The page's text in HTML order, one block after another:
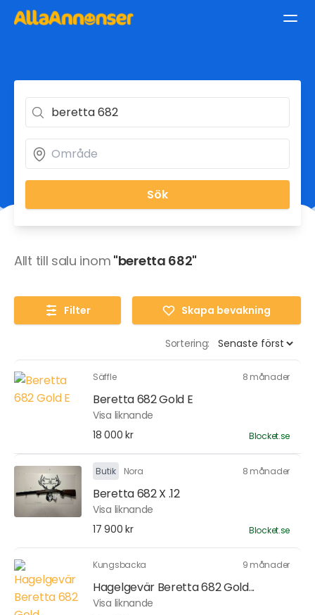
Sök
Allt till salu inom "beretta 682"
Filter Skapa bevakning
Sortering:
Säffle 8 månader
Beretta 682 Gold E
Visa liknande
18 000 kr
Blocket.se
Butik Nora 8 månader
Beretta 682 X .12
Visa liknande
17 900 kr
Blocket.se
Kungsbacka 9 månader
Hagelgevär Beretta 682 Gold...
Visa liknande